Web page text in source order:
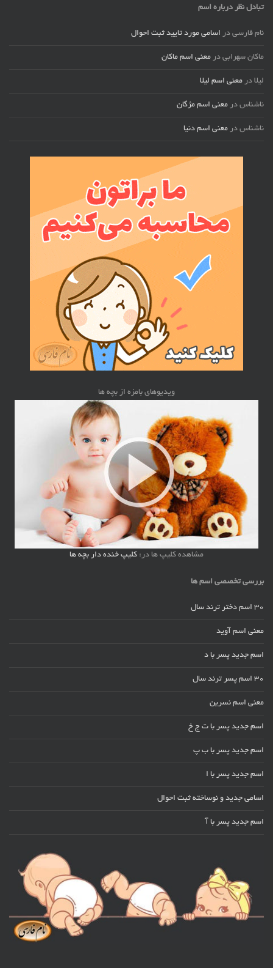
تبادل نظر درباره اسم
نام فارسی در اسامی مورد تایید ثبت احوال
ماکان سهرابی در معنی اسم ماکان
لیلا در معنی اسم لیلا
ناشناس در معنی اسم مژگان
ناشناس در معنی اسم دنیا
ویدیوهای بامزه از بچه ها
مشاهده کلیپ ها در: کلیپ خنده دار بچه ها
بررسی تخصصی اسم ها
30 اسم دختر ترند سال
معنی اسم آوید
اسم جدید پسر با د
30 اسم پسر ترند سال
معنی اسم نسرین
اسم جدید پسر با ت ج خ
اسم جدید پسر با ب پ
اسم جدید پسر با ا
اسامی جدید و نوساخته ثبت احوال
اسم جدید پسر با آ